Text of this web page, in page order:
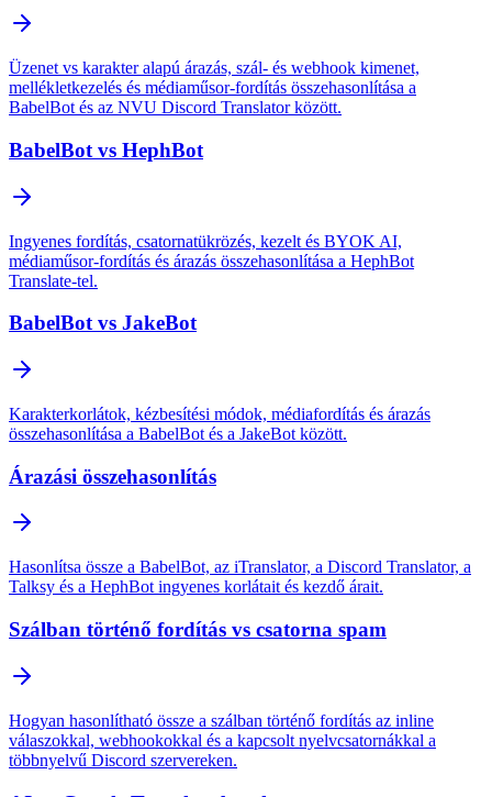
Üzenet vs karakter alapú árazás, szál- és webhook kimenet,
mellékletkezelés és médiaműsor-fordítás összehasonlítása a
BabelBot és az NVU Discord Translator között.
BabelBot vs HephBot
Ingyenes fordítás, csatornatükrözés, kezelt és BYOK AI,
médiaműsor-fordítás és árazás összehasonlítása a HephBot
Translate-tel.
BabelBot vs JakeBot
Karakterkorlátok, kézbesítési módok, médiafordítás és árazás
összehasonlítása a BabelBot és a JakeBot között.
Árazási összehasonlítás
Hasonlítsa össze a BabelBot, az iTranslator, a Discord Translator, a
Talksy és a HephBot ingyenes korlátait és kezdő árait.
Szálban történő fordítás vs csatorna spam
Hogyan hasonlítható össze a szálban történő fordítás az inline
válaszokkal, webhookokkal és a kapcsolt nyelvcsatornákkal a
többnyelvű Discord szervereken.